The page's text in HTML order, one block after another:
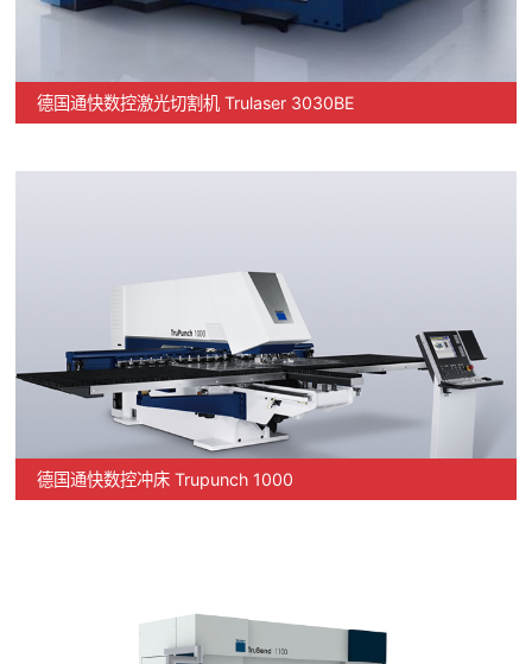
德国通快数控激光切割机 Trulaser 3030BE
德国通快数控冲床 Trupunch 1000